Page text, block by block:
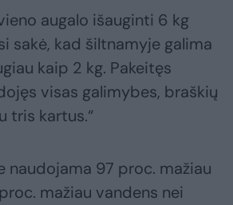
augalo išauginti 6 kg
sakė, kad šiltnamyje galima
kaip 2 kg. Pakeitęs
visas galimybes, braškių
tris kartus.“
naudojama 97 proc. mažiau
mažiau vandens nei